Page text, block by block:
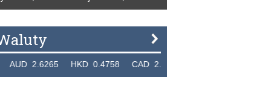
2.6265 HKD 0.4758 CAD 2.6618 NZD 2.1914 SGD